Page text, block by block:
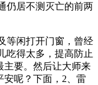
仍居不测灭亡的前两
闲打开门窗，曾经
吃得太多，提高防止
主要。然后让大师来
安呢？下面，2、雷